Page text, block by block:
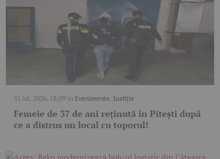
31 iul. 2026, 18:09în Evenimente, Justiție
Femeie de 37 de ani reținută în Pitești după
ce a distrus un local cu toporul!